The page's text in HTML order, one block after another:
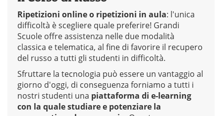
Ripetizioni online o ripetizioni in aula: l'unica
difficoltà è scegliere quale preferire! Grandi
Scuole offre assistenza nelle due modalità
classica e telematica, al fine di favorire il recupero
del russo a tutti gli studenti in difficoltà.
Sfruttare la tecnologia può essere un vantaggio al
giorno d'oggi, di conseguenza forniamo a tutti i
nostri studenti una piattaforma di e-learning
con la quale studiare e potenziare la